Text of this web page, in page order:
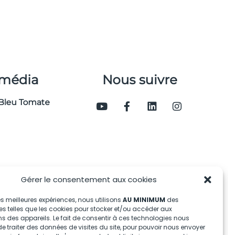
Gérer le consentement aux cookies
meilleures expériences, nous utilisons AU MINIMUM des
telles que les cookies pour stocker et/ou accéder aux
des appareils. Le fait de consentir à ces technologies nous
traiter des données de visites du site, pour pouvoir nous envoyer
Tomate
Nous suivre